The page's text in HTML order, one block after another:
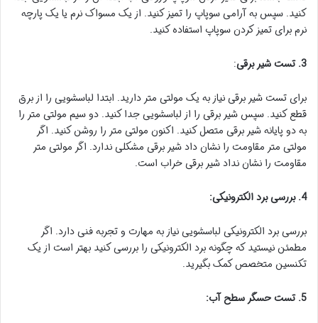
کنید. سپس به آرامی سوپاپ را تمیز کنید. از یک مسواک نرم یا یک پارچه
نرم برای تمیز کردن سوپاپ استفاده کنید.
3. تست شیر برقی :
برای تست شیر برقی نیاز به یک مولتی متر دارید. ابتدا لباسشویی را از برق
قطع کنید. سپس شیر برقی را از لباسشویی جدا کنید. دو سیم مولتی متر را
به دو پایانه شیر برقی متصل کنید. اکنون مولتی متر را روشن کنید. اگر
مولتی متر مقاومت را نشان داد شیر برقی مشکلی ندارد. اگر مولتی متر
مقاومت را نشان نداد شیر برقی خراب است.
4. بررسی برد الکترونیکی:
بررسی برد الکترونیکی لباسشویی نیاز به مهارت و تجربه فنی دارد. اگر
مطمئن نیستید که چگونه برد الکترونیکی را بررسی کنید بهتر است از یک
تکنسین متخصص کمک بگیرید.
5. تست حسگر سطح آب: